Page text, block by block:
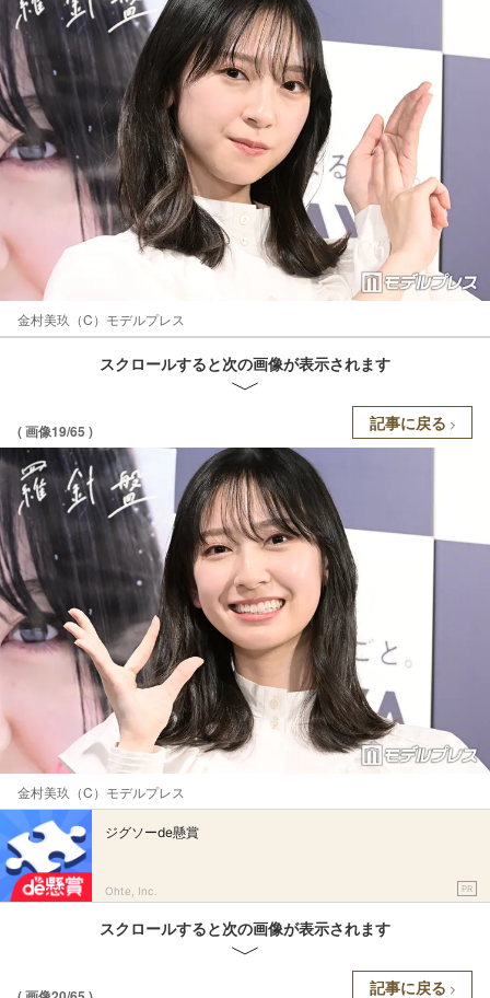
金村美玖（C）モデルプレス
スクロールすると次の画像が表示されます
( 画像19/65 ) 記事に戻る
金村美玖（C）モデルプレス
ジグソーde懸賞
Ohte, Inc. PR
スクロールすると次の画像が表示されます
記事に戻る